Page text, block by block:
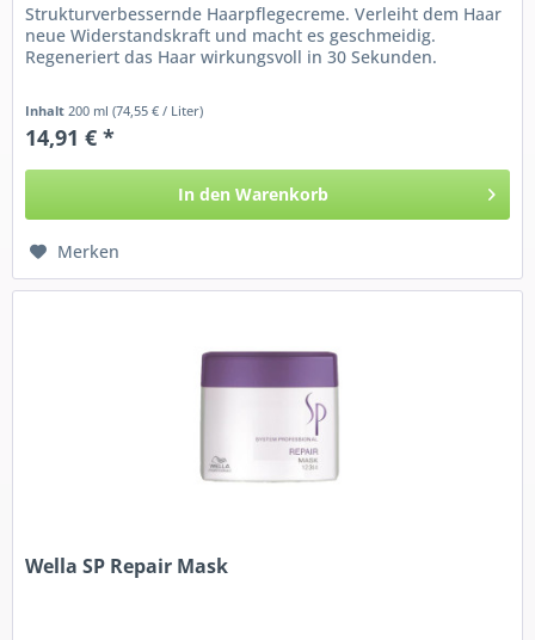
Strukturverbessernde Haarpflegecreme. Verleiht dem Haar
neue Widerstandskraft und macht es geschmeidig.
Regeneriert das Haar wirkungsvoll in 30 Sekunden.
Inhalt 200 ml(74,55 € / Liter)
14,91 € *
In den Warenkorb
Merken
Wella SP Repair Mask